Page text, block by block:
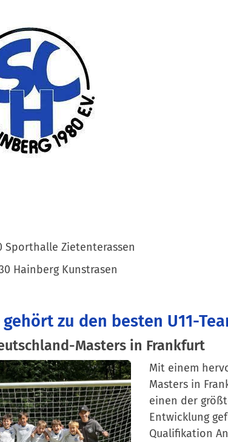
Sporthalle Zietenterassen
Hainberg Kunstrasen
gehört zu den besten U11-
Masters in Frankfurt
Mit einem
Masters in
einen der
Entwicklung
Qualifikation